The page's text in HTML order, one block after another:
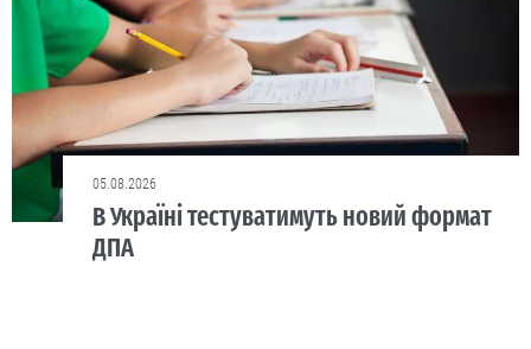
05.08.2026
В Україні тестуватимуть новий формат
ДПА